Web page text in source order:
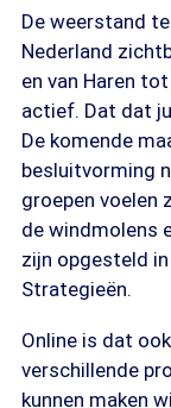
De weerstand
Nederland
en van Haren
actief. Dat dat
De komende
besluitvorming
groepen voelen
de windmolens
zijn opgesteld
Strategieën.
Online is dat
verschillende
kunnen maken